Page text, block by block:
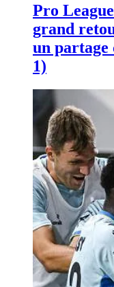
Pro
grand
un partage
1)